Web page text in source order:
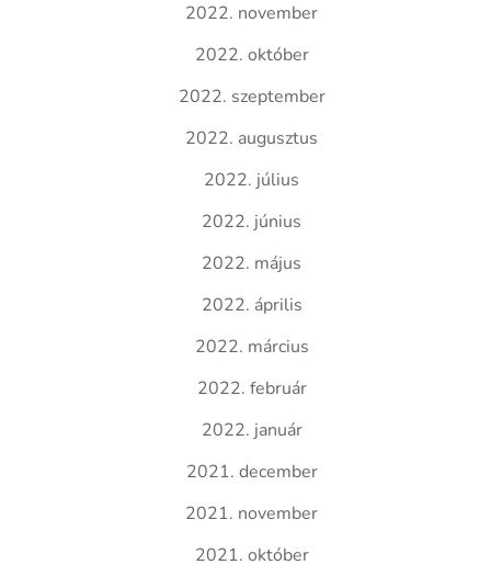
2022. november
2022. október
2022. szeptember
2022. augusztus
2022. július
2022. június
2022. május
2022. április
2022. március
2022. február
2022. január
2021. december
2021. november
2021. október